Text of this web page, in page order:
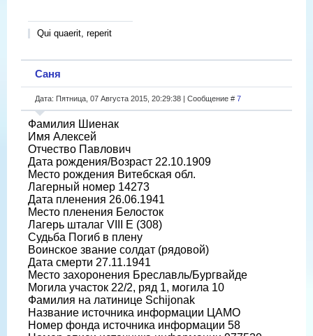
Qui quaerit, reperit
Саня
Дата: Пятница, 07 Августа 2015, 20:29:38 | Сообщение # 7
Фамилия Шиенак
Имя Алексей
Отчество Павлович
Дата рождения/Возраст 22.10.1909
Место рождения Витебская обл.
Лагерный номер 14273
Дата пленения 26.06.1941
Место пленения Белосток
Лагерь шталаг VIII E (308)
Судьба Погиб в плену
Воинское звание солдат (рядовой)
Дата смерти 27.11.1941
Место захоронения Бреславль/Бургвайде
Могила участок 22/2, ряд 1, могила 10
Фамилия на латинице Schijonak
Название источника информации ЦАМО
Номер фонда источника информации 58